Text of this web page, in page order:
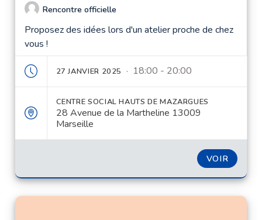
Rencontre officielle
Proposez des idées lors d'un atelier proche de chez
vous !
27 JANVIER 2025 · 18:00 - 20:00
CENTRE SOCIAL HAUTS DE MAZARGUES
28 Avenue de la Martheline 13009
Marseille
VOIR